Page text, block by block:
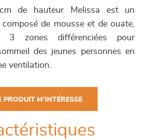
de hauteur Melissa est un
de mousse et de ouate,
3 zones différenciées pour
des jeunes personnes en
ventilation.
PRODUIT M'INTÉRESSE